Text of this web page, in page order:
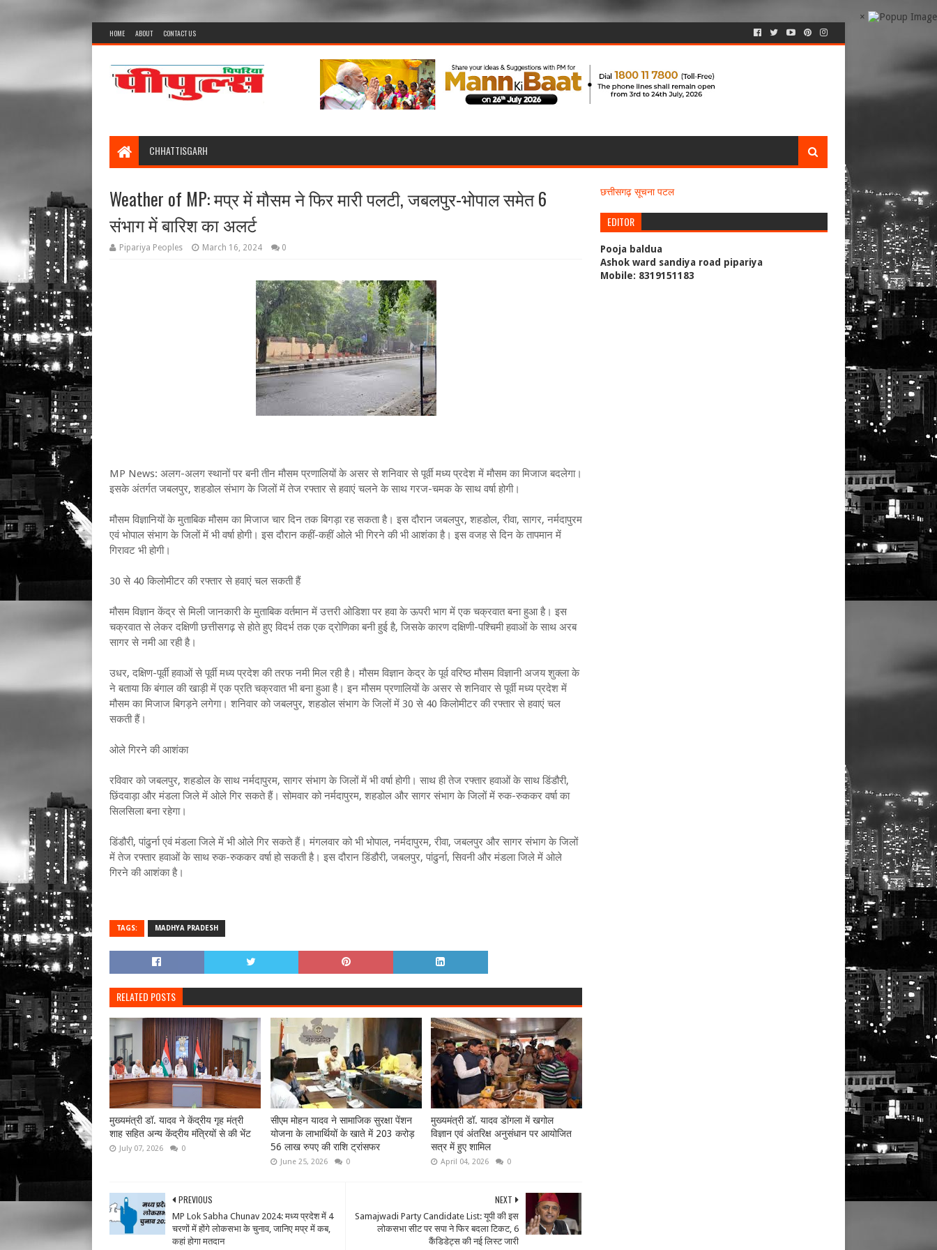
×
HOME ABOUT CONTACT US
CHHATTISGARH
Weather of MP: मप्र में मौसम ने फिर मारी पलटी, जबलपुर-भोपाल समेत 6
संभाग में बारिश का अलर्ट
Pipariya Peoples March 16, 2024 0
MP News: अलग-अलग स्थानों पर बनी तीन मौसम प्रणालियों के असर से शनिवार से पूर्वी मध्य प्रदेश में मौसम का मिजाज बदलेगा।
इसके अंतर्गत जबलपुर, शहडोल संभाग के जिलों में तेज रफ्तार से हवाएं चलने के साथ गरज-चमक के साथ वर्षा होगी।
मौसम विज्ञानियों के मुताबिक मौसम का मिजाज चार दिन तक बिगड़ा रह सकता है। इस दौरान जबलपुर, शहडोल, रीवा, सागर, नर्मदापुरम
एवं भोपाल संभाग के जिलों में भी वर्षा होगी। इस दौरान कहीं-कहीं ओले भी गिरने की भी आशंका है। इस वजह से दिन के तापमान में
गिरावट भी होगी।
30 से 40 किलोमीटर की रफ्तार से हवाएं चल सकती हैं
मौसम विज्ञान केंद्र से मिली जानकारी के मुताबिक वर्तमान में उत्तरी ओडिशा पर हवा के ऊपरी भाग में एक चक्रवात बना हुआ है। इस
चक्रवात से लेकर दक्षिणी छत्तीसगढ़ से होते हुए विदर्भ तक एक द्रोणिका बनी हुई है, जिसके कारण दक्षिणी-पश्चिमी हवाओं के साथ अरब
सागर से नमी आ रही है।
उधर, दक्षिण-पूर्वी हवाओं से पूर्वी मध्य प्रदेश की तरफ नमी मिल रही है। मौसम विज्ञान केद्र के पूर्व वरिष्ठ मौसम विज्ञानी अजय शुक्ला के
ने बताया कि बंगाल की खाड़ी में एक प्रति चक्रवात भी बना हुआ है। इन मौसम प्रणालियों के असर से शनिवार से पूर्वी मध्य प्रदेश में
मौसम का मिजाज बिगड़ने लगेगा। शनिवार को जबलपुर, शहडोल संभाग के जिलों में 30 से 40 किलोमीटर की रफ्तार से हवाएं चल
सकती हैं।
ओले गिरने की आशंका
रविवार को जबलपुर, शहडोल के साथ नर्मदापुरम, सागर संभाग के जिलों में भी वर्षा होगी। साथ ही तेज रफ्तार हवाओं के साथ डिंडौरी,
छिंदवाड़ा और मंडला जिले में ओले गिर सकते हैं। सोमवार को नर्मदापुरम, शहडोल और सागर संभाग के जिलों में रुक-रुककर वर्षा का
सिलसिला बना रहेगा।
डिंडौरी, पांढुर्ना एवं मंडला जिले में भी ओले गिर सकते हैं। मंगलवार को भी भोपाल, नर्मदापुरम, रीवा, जबलपुर और सागर संभाग के जिलों
में तेज रफ्तार हवाओं के साथ रुक-रुककर वर्षा हो सकती है। इस दौरान डिंडौरी, जबलपुर, पांढुर्ना, सिवनी और मंडला जिले में ओले
गिरने की आशंका है।
TAGS: MADHYA PRADESH
RELATED POSTS
मुख्यमंत्री डॉ. यादव ने केंद्रीय गृह मंत्री
शाह सहित अन्य केंद्रीय मंत्रियों से की भेंट
July 07, 2026 0
सीएम मोहन यादव ने सामाजिक सुरक्षा पेंशन
योजना के लाभार्थियों के खाते में 203 करोड़
56 लाख रुपए की राशि ट्रांसफर
June 25, 2026 0
मुख्यमंत्री डॉ. यादव डोंगला में खगोल
विज्ञान एवं अंतरिक्ष अनुसंधान पर आयोजित
सत्र में हुए शामिल
April 04, 2026 0
NEXT
Samajwadi Party Candidate List: यूपी की इस
लोकसभा सीट पर सपा ने फिर बदला टिकट, 6
कैंडिडेट्स की नई लिस्ट जारी
PREVIOUS
MP Lok Sabha Chunav 2024: मध्‍य प्रदेश में 4
चरणों में होंगे लोकसभा के चुनाव, जानिए मप्र में कब,
कहां होगा मतदान
छत्तीसगढ़ सूचना पटल
EDITOR
Pooja baldua
Ashok ward sandiya road pipariya
Mobile: 8319151183